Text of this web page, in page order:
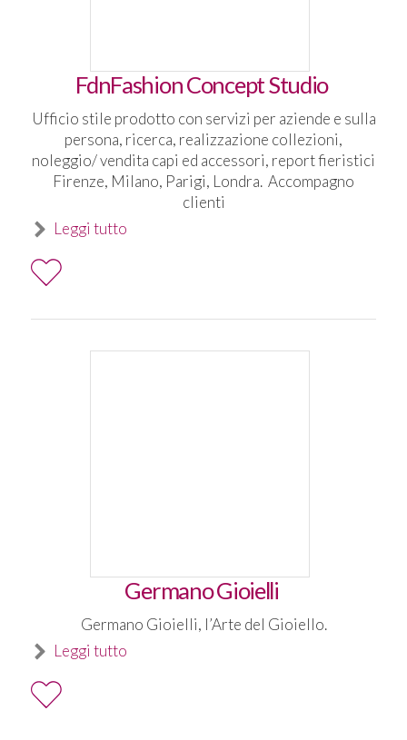
FdnFashion Concept Studio
Ufficio stile prodotto con servizi per aziende e sulla
persona, ricerca, realizzazione collezioni,
noleggio/ vendita capi ed accessori, report fieristici
Firenze, Milano, Parigi, Londra. Accompagno
clienti
Leggi tutto
Germano Gioielli
Germano Gioielli, l’Arte del Gioiello.
Leggi tutto